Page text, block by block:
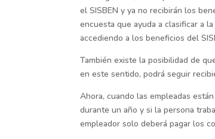
el SISBEN y ya no recibirán los
encuesta que ayuda a clasificar a
accediendo a los beneficios del
También existe la posibilidad de
en este sentido, podrá seguir
Ahora, cuando las empleadas
durante un año y si la persona
empleador solo deberá pagar los